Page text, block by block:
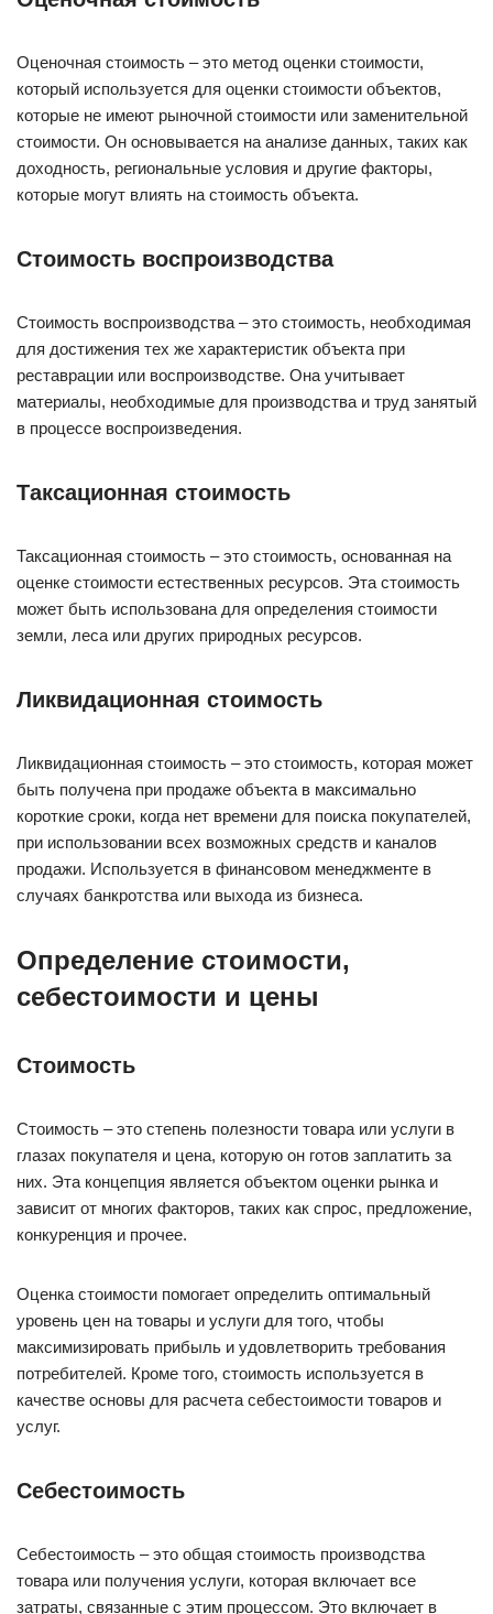
Оценочная стоимость – это метод оценки стоимости,
который используется для оценки стоимости объектов,
которые не имеют рыночной стоимости или заменительной
стоимости. Он основывается на анализе данных, таких как
доходность, региональные условия и другие факторы,
которые могут влиять на стоимость объекта.
Стоимость воспроизводства
Стоимость воспроизводства – это стоимость, необходимая
для достижения тех же характеристик объекта при
реставрации или воспроизводстве. Она учитывает
материалы, необходимые для производства и труд занятый
в процессе воспроизведения.
Таксационная стоимость
Таксационная стоимость – это стоимость, основанная на
оценке стоимости естественных ресурсов. Эта стоимость
может быть использована для определения стоимости
земли, леса или других природных ресурсов.
Ликвидационная стоимость
Ликвидационная стоимость – это стоимость, которая может
быть получена при продаже объекта в максимально
короткие сроки, когда нет времени для поиска покупателей,
при использовании всех возможных средств и каналов
продажи. Используется в финансовом менеджменте в
случаях банкротства или выхода из бизнеса.
Определение стоимости,
себестоимости и цены
Стоимость
Стоимость – это степень полезности товара или услуги в
глазах покупателя и цена, которую он готов заплатить за
них. Эта концепция является объектом оценки рынка и
зависит от многих факторов, таких как спрос, предложение,
конкуренция и прочее.
Оценка стоимости помогает определить оптимальный
уровень цен на товары и услуги для того, чтобы
максимизировать прибыль и удовлетворить требования
потребителей. Кроме того, стоимость используется в
качестве основы для расчета себестоимости товаров и
услуг.
Себестоимость
Себестоимость – это общая стоимость производства
товара или получения услуги, которая включает все
затраты, связанные с этим процессом. Это включает в